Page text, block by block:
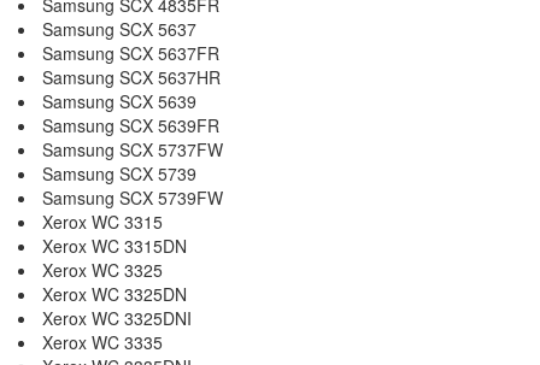
Samsung SCX 4835FR
Samsung SCX 5637
Samsung SCX 5637FR
Samsung SCX 5637HR
Samsung SCX 5639
Samsung SCX 5639FR
Samsung SCX 5737FW
Samsung SCX 5739
Samsung SCX 5739FW
Xerox WC 3315
Xerox WC 3315DN
Xerox WC 3325
Xerox WC 3325DN
Xerox WC 3325DNI
Xerox WC 3335